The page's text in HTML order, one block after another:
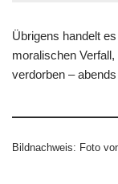
Übrigens handelt
moralischen
verdorben –
Bildnachweis: Foto